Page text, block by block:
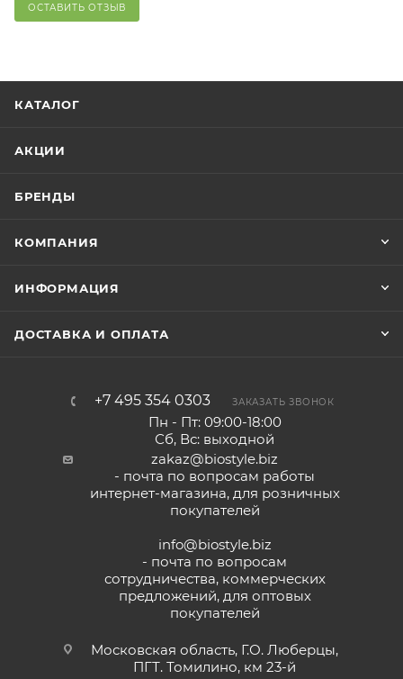
ОСТАВИТЬ ОТЗЫВ
КАТАЛОГ
АКЦИИ
БРЕНДЫ
КОМПАНИЯ
ИНФОРМАЦИЯ
ДОСТАВКА И ОПЛАТА
+7 495 354 0303 ЗАКАЗАТЬ ЗВОНОК
Пн - Пт: 09:00-18:00
Сб, Вс: выходной
zakaz@biostyle.biz
- почта по вопросам работы
интернет-магазина, для розничных
покупателей
info@biostyle.biz
- почта по вопросам
сотрудничества, коммерческих
предложений, для оптовых
покупателей
Московская область, Г.О. Люберцы,
ПГТ. Томилино, км 23-й